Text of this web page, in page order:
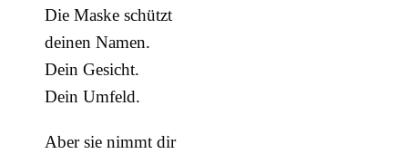
Die Maske schützt
deinen Namen.
Dein Gesicht.
Dein Umfeld.
Aber sie nimmt dir